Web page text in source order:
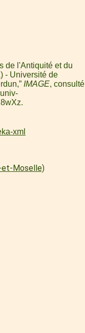
de l'Antiquité et du
- Université de
IMAGE, consulté
.
xml
et-Moselle)